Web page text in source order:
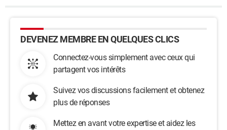
DEVENEZ MEMBRE EN QUELQUES CLICS
Connectez-vous simplement avec ceux qui
partagent vos intérêts
Suivez vos discussions facilement et obtenez
plus de réponses
Mettez en avant votre expertise et aidez les